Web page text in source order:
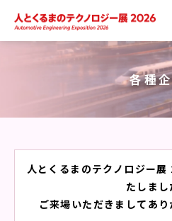
各種
人とくるまのテクノロジー
たしまし
ご来場いただきましてあり